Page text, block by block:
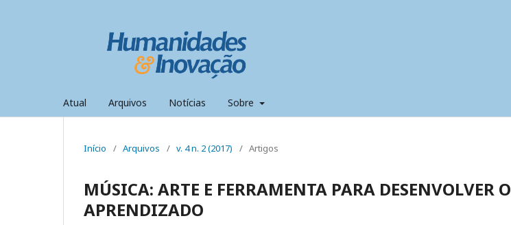
Atual Arquivos Notícias Sobre
Início / Arquivos / v. 4 n. 2 (2017) / Artigos
MÚSICA: ARTE E FERRAMENTA PARA DESENVOLVER O
APRENDIZADO